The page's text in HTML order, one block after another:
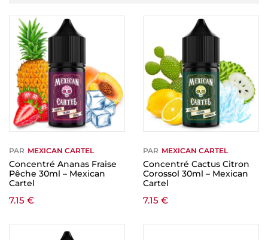
PAR MEXICAN CARTEL
Concentré Ananas Fraise
Pêche 30ml – Mexican
Cartel
7.15 €
PAR MEXICAN CARTEL
Concentré Cactus Citron
Corossol 30ml – Mexican
Cartel
7.15 €